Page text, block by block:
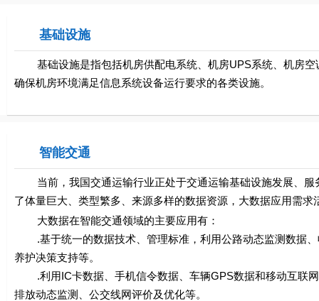
基础设施
基础设施是指包括机房供配电系统、机房UPS系统、机房空
确保机房环境满足信息系统设备运行要求的各类设施。
智能交通
当前，我国交通运输行业正处于交通运输基础设施发展、服
了体量巨大、类型繁多、来源多样的数据资源，大数据应用需求
大数据在智能交通领域的主要应用有：
.基于统一的数据技术、管理标准，利用公路动态监测数据、
养护决策支持等。
.利用IC卡数据、手机信令数据、车辆GPS数据和移动互联网
排放动态监测、公交线网评价及优化等。